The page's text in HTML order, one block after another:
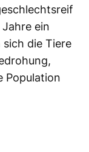
ein
die Tiere
Population